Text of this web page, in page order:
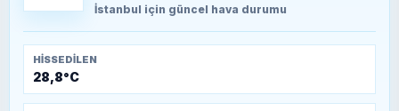
Kütahya-Eskişehir Muharebeleri (10-24
İstanbul için güncel hava durumu
HISSEDILEN
28,8°C